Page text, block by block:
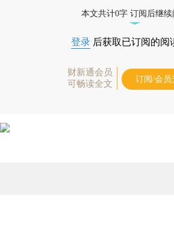
本文共计0字 订阅后继续
登录 后获取已订阅的阅
财新通会员
可畅读全文
订阅/会员